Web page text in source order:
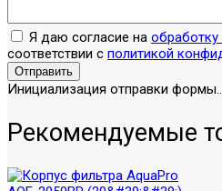
Я даю согласие на
соответствии с политикой
Отправить
Инициализация отправки
Рекомендуемые